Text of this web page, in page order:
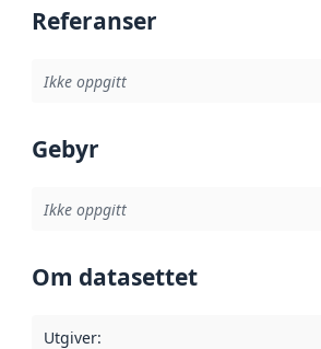
Referanser
Ikke oppgitt
Gebyr
Ikke oppgitt
Om datasettet
Utgiver: